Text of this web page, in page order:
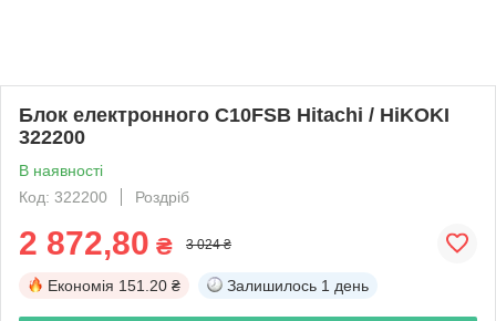
Блок електронного C10FSB Hitachi / HiKOKI
322200
В наявності
Код: 322200
Роздріб
2 872,80 ₴ 3 024 ₴
Економія 151.20 ₴ Залишилось 1 день